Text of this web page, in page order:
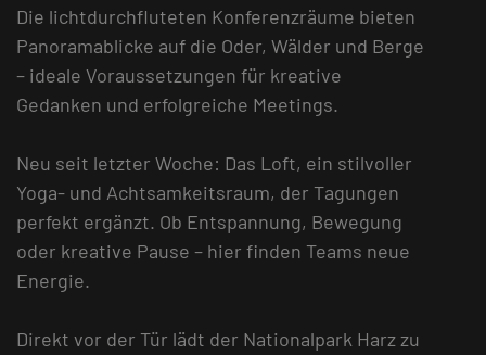
Die lichtdurchfluteten Konferenzräume bieten
Panoramablicke auf die Oder, Wälder und Berge
– ideale Voraussetzungen für kreative
Gedanken und erfolgreiche Meetings.
Neu seit letzter Woche: Das Loft, ein stilvoller
Yoga- und Achtsamkeitsraum, der Tagungen
perfekt ergänzt. Ob Entspannung, Bewegung
oder kreative Pause – hier finden Teams neue
Energie.
Direkt vor der Tür lädt der Nationalpark Harz zu